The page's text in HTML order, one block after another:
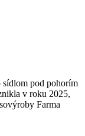
sídlom pod pohorím
v roku 2025,
Farma